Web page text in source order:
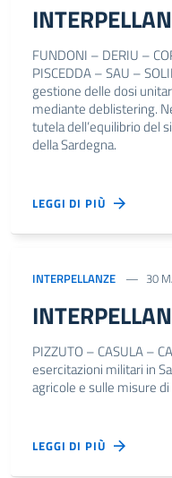
FUNDONI – DERIU –
PISCEDDA – SAU –
gestione delle dosi
mediante deblistering.
tutela dell’equilibrio del
della Sardegna.
LEGGI DI PIÙ
INTERPELLANZE 30
PIZZUTO – CASULA –
esercitazioni militari in
agricole e sulle misure
LEGGI DI PIÙ